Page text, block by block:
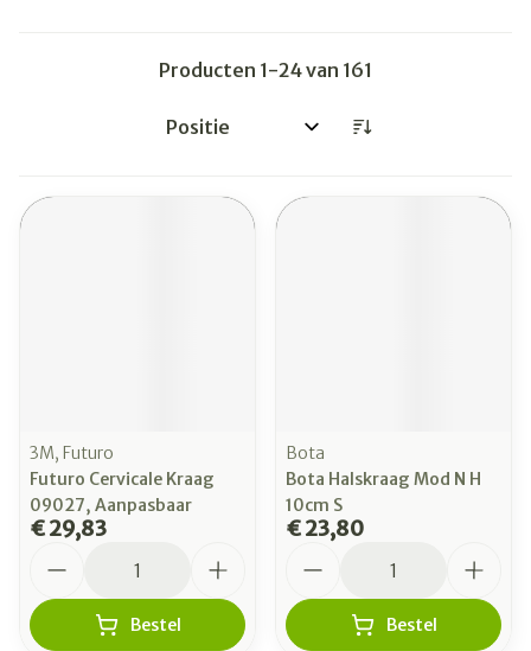
Producten 1-24van 161
Sorteer op:
3M, Futuro
Futuro Cervicale Kraag
09027, Aanpasbaar
€ 29,83
Bestel
Bota
Bota Halskraag Mod N H
10cm S
€ 23,80
Bestel